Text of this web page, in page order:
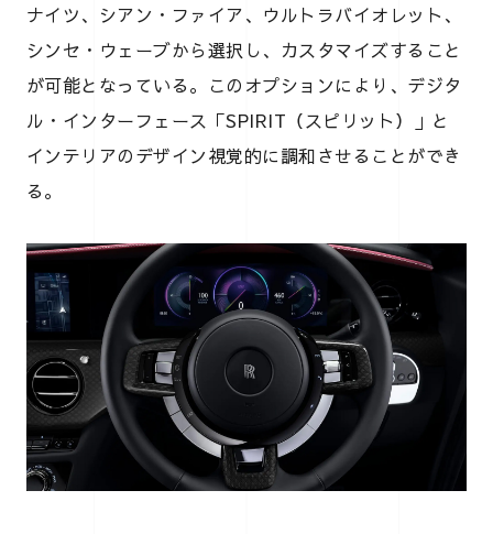
ナイツ、シアン・ファイア、ウルトラバイオレット、
シンセ・ウェーブから選択し、カスタマイズすること
が可能となっている。このオプションにより、デジタ
ル・インターフェース「SPIRIT（スピリット）」と
インテリアのデザイン視覚的に調和させることができ
る。